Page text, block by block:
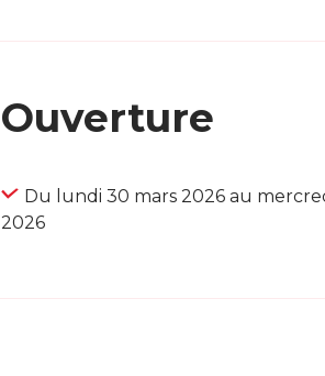
Ouverture
Du lundi 30 mars 2026 au
2026